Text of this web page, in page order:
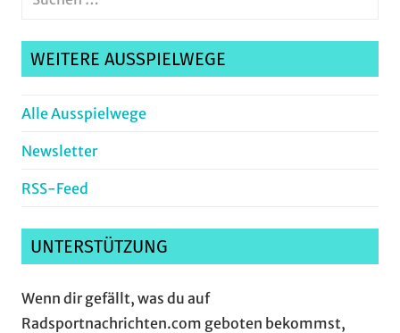
WEITERE AUSSPIELWEGE
Alle Ausspielwege
Newsletter
RSS-Feed
UNTERSTÜTZUNG
Wenn dir gefällt, was du auf
Radsportnachrichten.com geboten bekommst,